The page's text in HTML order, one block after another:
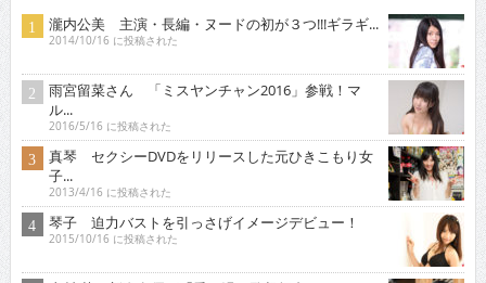
瀧内公美 主演・長編・ヌードの初が３つ!!!ギラギ...
2014/10/16 に投稿された
雨宮留菜さん 「ミスヤンチャン2016」参戦！マ
ル...
2016/5/16 に投稿された
真琴 セクシーDVDをリリースした元ひきこもり女
子...
2013/4/16 に投稿された
琴子 迫力バストを引っさげイメージデビュー！
2015/10/16 に投稿された